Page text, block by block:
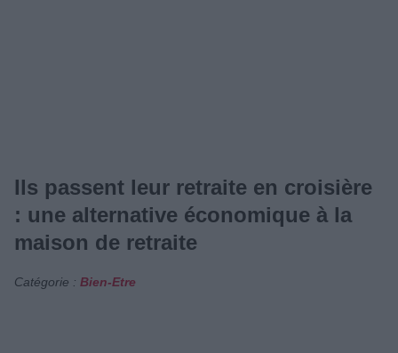
Ils passent leur retraite en croisière
: une alternative économique à la
maison de retraite
Catégorie : Bien-Etre